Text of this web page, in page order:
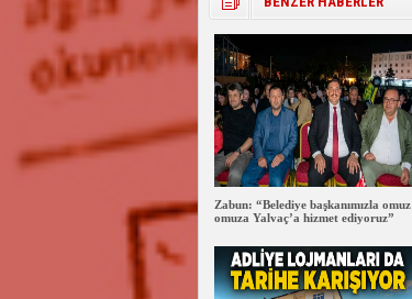
Zabun: “Belediye başkanımızla omuz
omuza Yalvaç’a hizmet ediyoruz”